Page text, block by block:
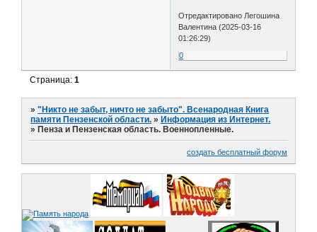
Отредактировано Легошина
Валентина (2025-03-16
01:26:29)
0
Страница:1
»"Никто не забыт, ничто не забыто". Всенародная Книга
памяти Пензенской области. » Информация из Интернет.
» Пенза и Пензенская область. Военнопленные.
создать бесплатный форум